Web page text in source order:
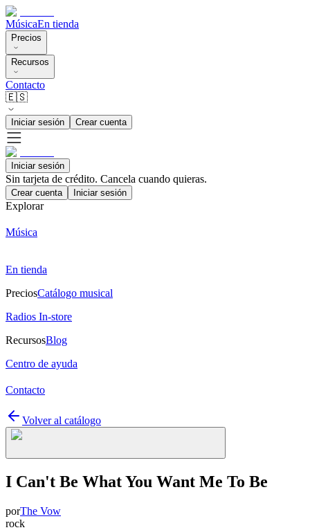
MúsicaEn tienda
Precios
Recursos
Contacto
🇪🇸
Iniciar sesión Crear cuenta
Iniciar sesión
Sin tarjeta de crédito. Cancela cuando quieras.
Crear cuenta Iniciar sesión
Explorar
Música
En tienda
PreciosCatálogo musical
Radios In-store
RecursosBlog
Centro de ayuda
Contacto
Volver al catálogo
I Can't Be What You Want Me To Be
porThe Vow
rock